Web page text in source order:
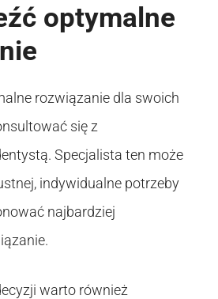
optymalne
rozwiązanie dla swoich
się z
Specjalista ten może
indywidualne potrzeby
najbardziej
warto również